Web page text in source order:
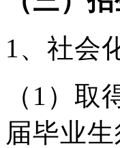
1、社会
（1）
届毕业